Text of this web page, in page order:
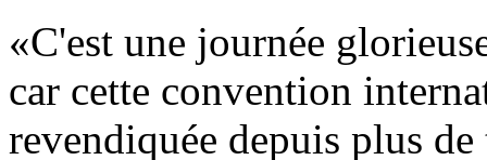
«C'est une journée
car cette convention
revendiquée depuis plus de